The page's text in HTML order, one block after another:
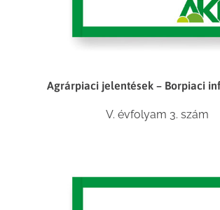
Agrárpiaci jelentések – Borpiaci
V. évfolyam 3. szám